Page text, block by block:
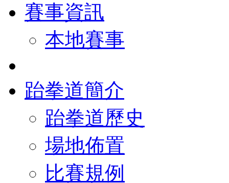
賽事資訊
本地賽事
跆拳道簡介
跆拳道歷史
場地佈置
比賽規例